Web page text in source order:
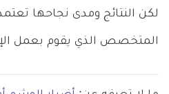
لكن النتائج ومدى نجاحها
المتخصص الذي يقوم بعمل